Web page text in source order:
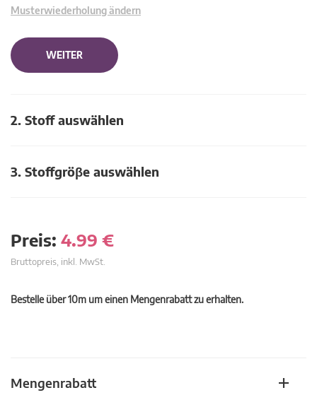
Musterwiederholung ändern
WEITER
2. Stoff auswählen
3. Stoffgröβe auswählen
Preis: 4.99 €
Bruttopreis, inkl. MwSt.
Bestelle über 10m um einen Mengenrabatt zu erhalten.
Mengenrabatt